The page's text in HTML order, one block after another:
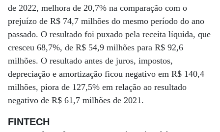
de 2022, melhora de 20,7% na comparação com o
prejuízo de R$ 74,7 milhões do mesmo período do ano
passado. O resultado foi puxado pela receita líquida, que
cresceu 68,7%, de R$ 54,9 milhões para R$ 92,6
milhões. O resultado antes de juros, impostos,
depreciação e amortização ficou negativo em R$ 140,4
milhões, piora de 127,5% em relação ao resultado
negativo de R$ 61,7 milhões de 2021.
FINTECH